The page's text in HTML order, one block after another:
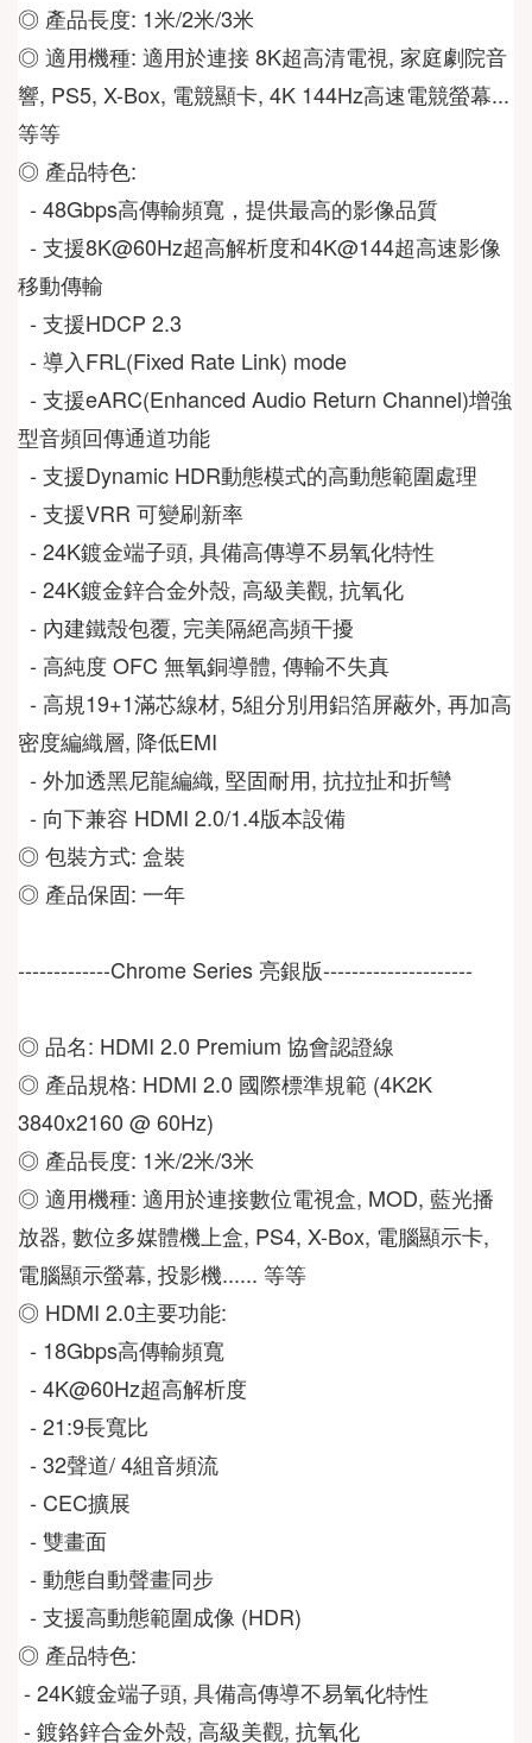
◎ 產品長度: 1米/2米/3米
◎ 適用機種: 適用於連接 8K超高清電視, 家庭劇院音
響, PS5, X-Box, 電競顯卡, 4K 144Hz高速電競螢幕...
等等
◎ 產品特色:
- 48Gbps高傳輸頻寬，提供最高的影像品質
- 支援8K@60Hz超高解析度和4K@144超高速影像
移動傳輸
- 支援HDCP 2.3
- 導入FRL(Fixed Rate Link) mode
- 支援eARC(Enhanced Audio Return Channel)增強
型音頻回傳通道功能
- 支援Dynamic HDR動態模式的高動態範圍處理
- 支援VRR 可變刷新率
- 24K鍍金端子頭, 具備高傳導不易氧化特性
- 24K鍍金鋅合金外殼, 高級美觀, 抗氧化
- 內建鐵殼包覆, 完美隔絕高頻干擾
- 高純度 OFC 無氧銅導體, 傳輸不失真
- 高規19+1滿芯線材, 5組分別用鋁箔屏蔽外, 再加高
密度編織層, 降低EMI
- 外加透黑尼龍編織, 堅固耐用, 抗拉扯和折彎
- 向下兼容 HDMI 2.0/1.4版本設備
◎ 包裝方式: 盒裝
◎ 產品保固: 一年
-------------Chrome Series 亮銀版---------------------
◎ 品名: HDMI 2.0 Premium 協會認證線
◎ 產品規格: HDMI 2.0 國際標準規範 (4K2K
3840x2160 @ 60Hz)
◎ 產品長度: 1米/2米/3米
◎ 適用機種: 適用於連接數位電視盒, MOD, 藍光播
放器, 數位多媒體機上盒, PS4, X-Box, 電腦顯示卡,
電腦顯示螢幕, 投影機...... 等等
◎ HDMI 2.0主要功能:
- 18Gbps高傳輸頻寬
- 4K@60Hz超高解析度
- 21:9長寬比
- 32聲道/ 4組音頻流
- CEC擴展
- 雙畫面
- 動態自動聲畫同步
- 支援高動態範圍成像 (HDR)
◎ 產品特色:
- 24K鍍金端子頭, 具備高傳導不易氧化特性
- 鍍鉻鋅合金外殼, 高級美觀, 抗氧化